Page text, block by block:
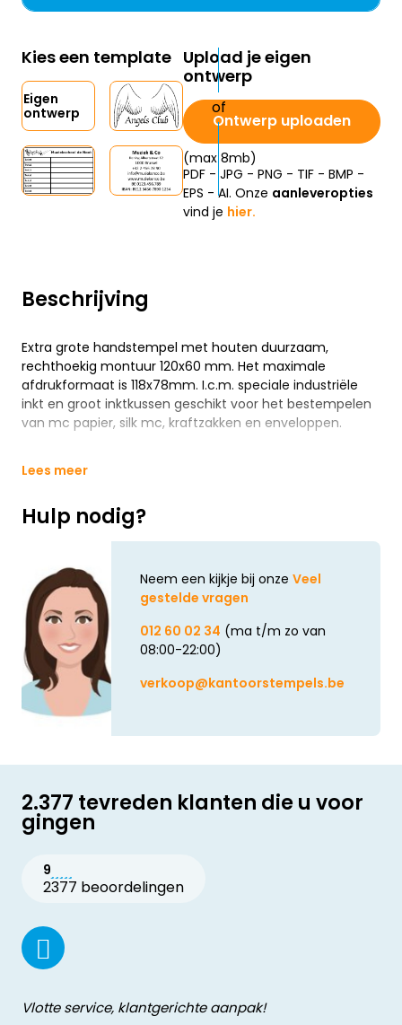
Beschrijving
Extra grote handstempel met houten duurzaam,
rechthoekig montuur 120x60 mm. Het maximale
afdrukformaat is 118x78mm. I.c.m. speciale industriële
inkt en groot inktkussen geschikt voor het bestempelen
van mc papier, silk mc, kraftzakken en enveloppen.
Lees meer
Hulp nodig?
Neem een kijkje bij onze Veel
gestelde vragen
012 60 02 34 (ma t/m zo van
08:00-22:00)
verkoop@kantoorstempels.be
Kies een template
Eigen
ontwerp
Upload je eigen
ontwerp
Ontwerp uploaden
(max 8mb)
PDF - JPG - PNG - TIF - BMP -
EPS - AI. Onze aanleveropties
vind je hier.
2.377 tevreden klanten die u voor
gingen
9
2377 beoordelingen
Vlotte service, klantgerichte aanpak!